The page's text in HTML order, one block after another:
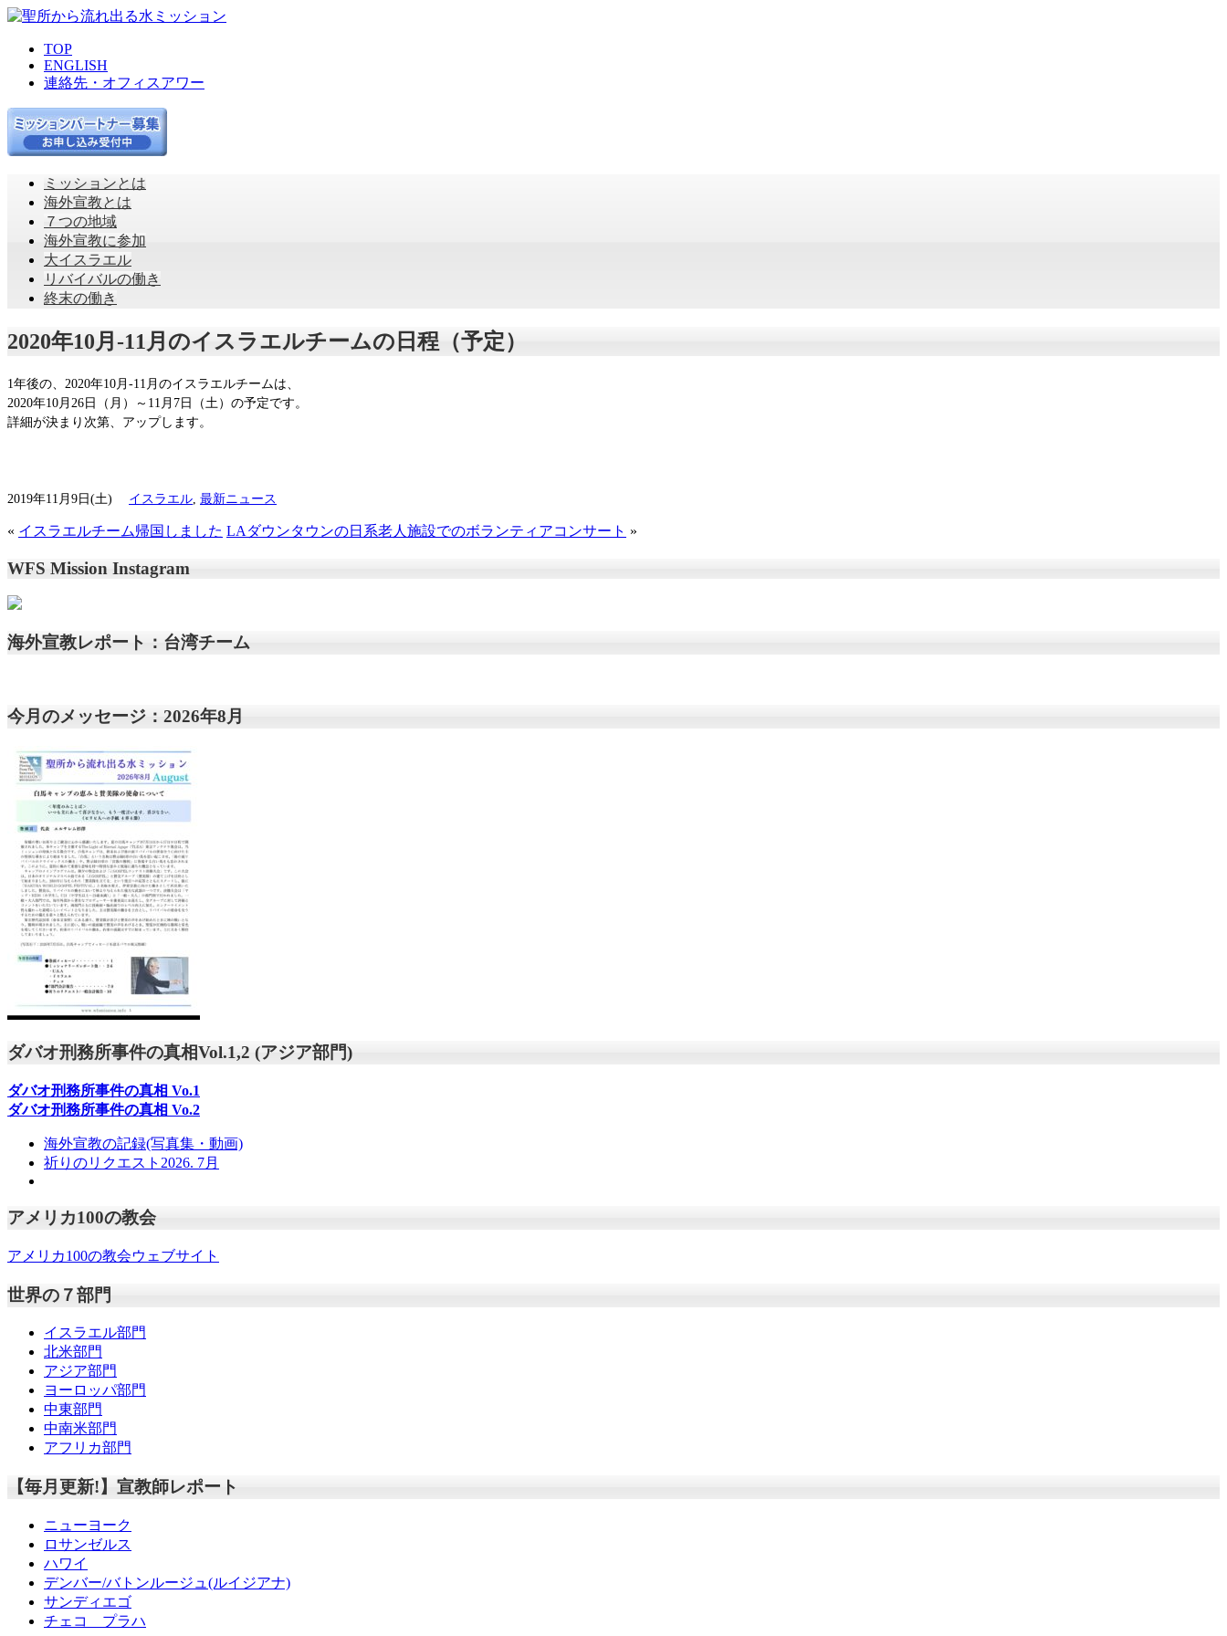
TOP
ENGLISH
連絡先・オフィスアワー
ミッションとは
海外宣教とは
７つの地域
海外宣教に参加
大イスラエル
リバイバルの働き
終末の働き
2020年10月-11月のイスラエルチームの日程（予定）
1年後の、2020年10月-11月のイスラエルチームは、
2020年10月26日（月）～11月7日（土）の予定です。
詳細が決まり次第、アップします。
2019年11月9日(土) イスラエル 最新ニュース
« イスラエルチーム帰国しました LAダウンタウンの日系老人施設でのボランティアコンサート »
WFS Mission Instagram
海外宣教レポート：台湾チーム
今月のメッセージ：2026年8月
ダバオ刑務所事件の真相Vol.1,2 (アジア部門)
ダバオ刑務所事件の真相 Vo.1
ダバオ刑務所事件の真相 Vo.2
海外宣教の記録(写真集・動画)
祈りのリクエスト2026. 7月
アメリカ100の教会
アメリカ100の教会ウェブサイト
世界の７部門
イスラエル部門
北米部門
アジア部門
ヨーロッパ部門
中東部門
中南米部門
アフリカ部門
【毎月更新!】宣教師レポート
ニューヨーク
ロサンゼルス
ハワイ
デンバー/バトンルージュ(ルイジアナ)
サンディエゴ
チェコ プラハ